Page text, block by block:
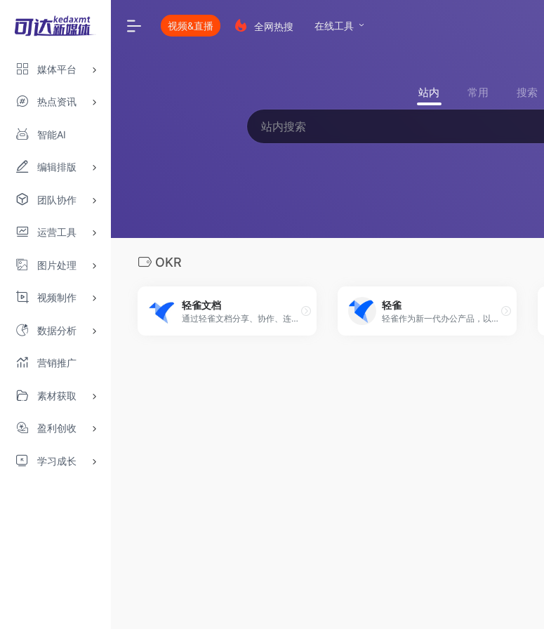
媒体平台
热点资讯
智能AI
编辑排版
团队协作
运营工具
图片处理
视频制作
数据分析
营销推广
素材获取
盈利创收
学习成长
视频&直播 全网热搜 在线工具
站内 常用 搜索
OKR
轻雀文档
通过轻雀文档分享、协作、连接人与内容，提升信息流转效率，管理企业数据资产，帮助企业里每个人不断创造价值
轻雀
轻雀作为新一代办公产品，以事件作为工作的核心，融合了在线面试、OKR、任务协同、在线文档等多场景对应的服务，提供高效的协作方式，为企业提供场景化解决方案，助力企业加速成长。